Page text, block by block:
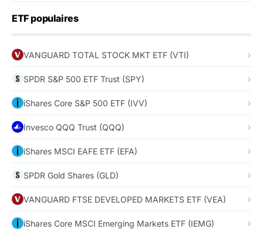
ETF populaires
VANGUARD TOTAL STOCK MKT ETF (VTI)
SPDR S&P 500 ETF Trust (SPY)
iShares Core S&P 500 ETF (IVV)
Invesco QQQ Trust (QQQ)
iShares MSCI EAFE ETF (EFA)
SPDR Gold Shares (GLD)
VANGUARD FTSE DEVELOPED MARKETS ETF (VEA)
iShares Core MSCI Emerging Markets ETF (IEMG)